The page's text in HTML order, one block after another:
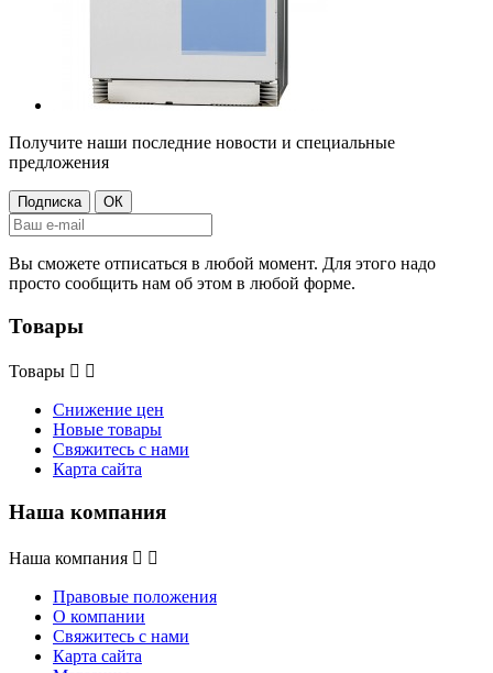
Получите наши последние новости и специальные
предложения
Вы сможете отписаться в любой момент. Для этого надо
просто сообщить нам об этом в любой форме.
Товары
Товары  
Снижение цен
Новые товары
Свяжитесь с нами
Карта сайта
Наша компания
Наша компания  
Правовые положения
О компании
Свяжитесь с нами
Карта сайта